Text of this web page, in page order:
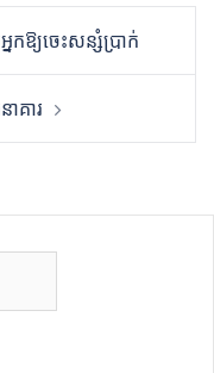
កឱ្យចេះសន្សំប្រាក់
ាគារ